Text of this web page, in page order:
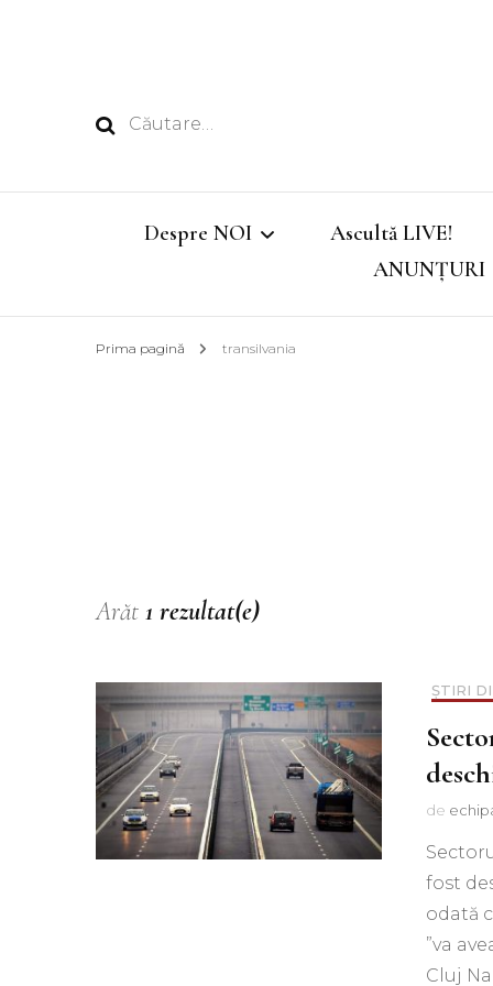
Caută
Despre NOI
Piesa ta pe 107.1FM
Ascultă LIVE!
ANUNȚURI
Prima pagină transilvania
Arăt 1 rezultat(e)
ȘTIRI
de
fost
odată
”va
Cluj